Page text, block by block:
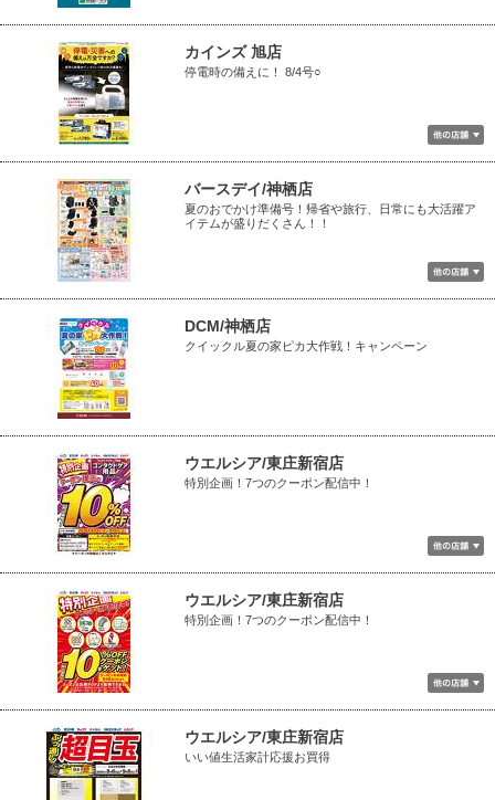
カインズ 旭店
停電時の備えに！ 8/4号○
バースデイ/神栖店
夏のおでかけ準備号！帰省や旅行、日常にも大活躍ア
イテムが盛りだくさん！！
DCM/神栖店
クイックル夏の家ピカ大作戦！キャンペーン
ウエルシア/東庄新宿店
特別企画！7つのクーポン配信中！
ウエルシア/東庄新宿店
特別企画！7つのクーポン配信中！
ウエルシア/東庄新宿店
いい値生活家計応援お買得